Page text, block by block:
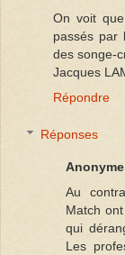
On voit
passés par
des songe-
Jacques
Répondre
Réponses
Anonyme
Au
Match
qui
Les